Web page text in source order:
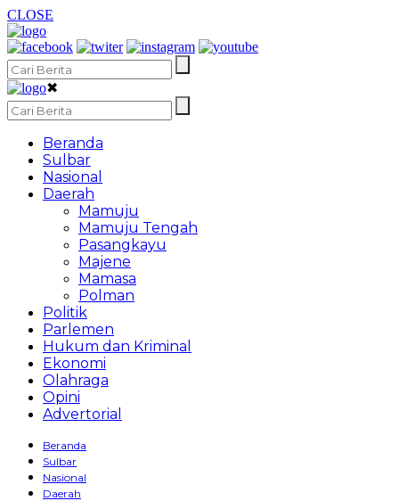
CLOSE
✖
Beranda
Sulbar
Nasional
Daerah
Mamuju
Mamuju Tengah
Pasangkayu
Majene
Mamasa
Polman
Politik
Parlemen
Hukum dan Kriminal
Ekonomi
Olahraga
Opini
Advertorial
Beranda
Sulbar
Nasional
Daerah